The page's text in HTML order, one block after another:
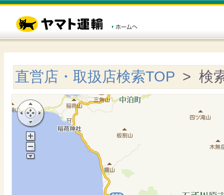
直営店・取扱店検索TOP > 検